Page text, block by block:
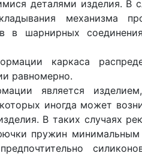
деталями изделия. В
механизма
в шарнирных
каркаса
равномерно.
является
иногда может
В таких случаях
пружин